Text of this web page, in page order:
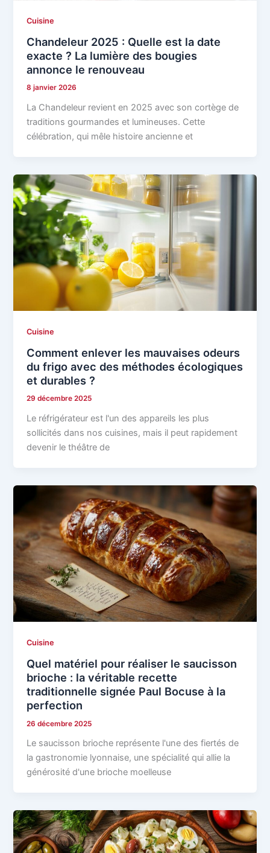
Cuisine
Chandeleur 2025 : Quelle est la date
exacte ? La lumière des bougies
annonce le renouveau
8 janvier 2026
La Chandeleur revient en 2025 avec son cortège de
traditions gourmandes et lumineuses. Cette
célébration, qui mêle histoire ancienne et
Cuisine
Comment enlever les mauvaises odeurs
du frigo avec des méthodes écologiques
et durables ?
29 décembre 2025
Le réfrigérateur est l'un des appareils les plus
sollicités dans nos cuisines, mais il peut rapidement
devenir le théâtre de
Cuisine
Quel matériel pour réaliser le saucisson
brioche : la véritable recette
traditionnelle signée Paul Bocuse à la
perfection
26 décembre 2025
Le saucisson brioche représente l'une des fiertés de
la gastronomie lyonnaise, une spécialité qui allie la
générosité d'une brioche moelleuse